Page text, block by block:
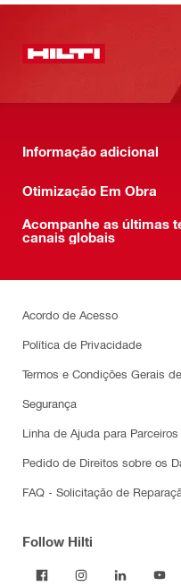
Informação adicional
Otimização Em Obra
Acompanhe as últimas
canais globais
Acordo de Acesso
Política de Privacidade
Termos e Condições Gerais
Segurança
Linha de Ajuda para
Pedido de Direitos sobre os
FAQ - Solicitação de
Follow Hilti